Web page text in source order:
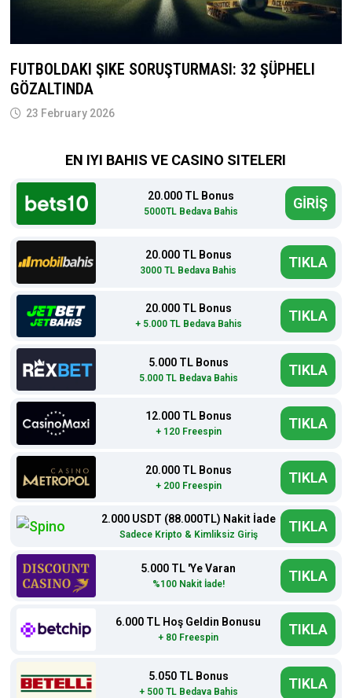
FUTBOLDAKI ŞIKE SORUŞTURMASI: 32 ŞÜPHELI
GÖZALTINDA
23 February 2026
EN IYI BAHIS VE CASINO SITELERI
20.000 TL Bonus
5000TL Bedava Bahis GİRİŞ
20.000 TL Bonus
3000 TL Bedava Bahis TIKLA
20.000 TL Bonus
+ 5.000 TL Bedava Bahis TIKLA
5.000 TL Bonus
5.000 TL Bedava Bahis TIKLA
12.000 TL Bonus
+ 120 Freespin TIKLA
20.000 TL Bonus
+ 200 Freespin TIKLA
2.000 USDT (88.000TL) Nakit İade
Sadece Kripto & Kimliksiz Giriş TIKLA
5.000 TL 'Ye Varan
%100 Nakit İade! TIKLA
6.000 TL Hoş Geldin Bonusu
+ 80 Freespin TIKLA
5.050 TL Bonus
+ 500 TL Bedava Bahis TIKLA